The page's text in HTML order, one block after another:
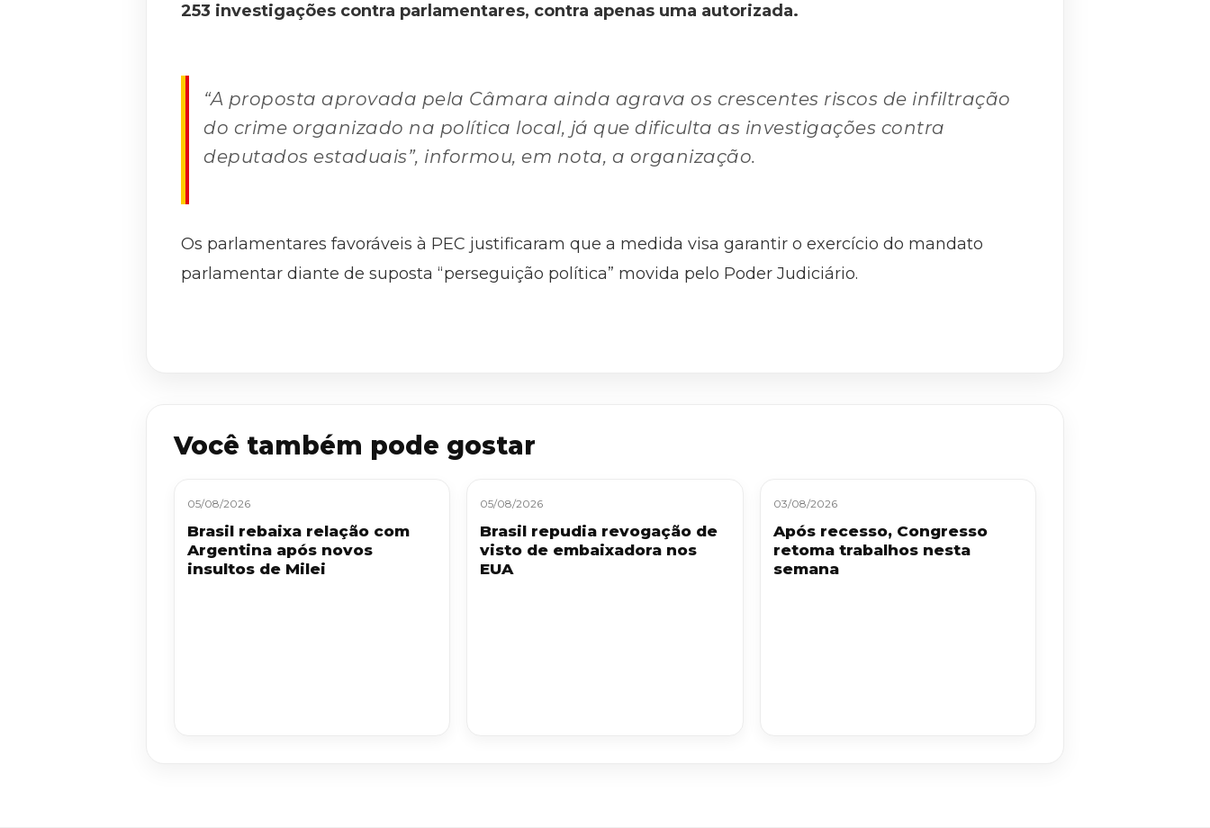
253 investigações contra parlamentares, contra apenas uma autorizada.
“A proposta aprovada pela Câmara ainda agrava os crescentes riscos de infiltração
do crime organizado na política local, já que dificulta as investigações contra
deputados estaduais”, informou, em nota, a organização.
Os parlamentares favoráveis à PEC justificaram que a medida visa garantir o exercício do mandato
parlamentar diante de suposta “perseguição política” movida pelo Poder Judiciário.
Você também pode gostar
05/08/2026
Brasil rebaixa relação com
Argentina após novos
insultos de Milei
05/08/2026
Brasil repudia revogação de
visto de embaixadora nos
EUA
03/08/2026
Após recesso, Congresso
retoma trabalhos nesta
semana